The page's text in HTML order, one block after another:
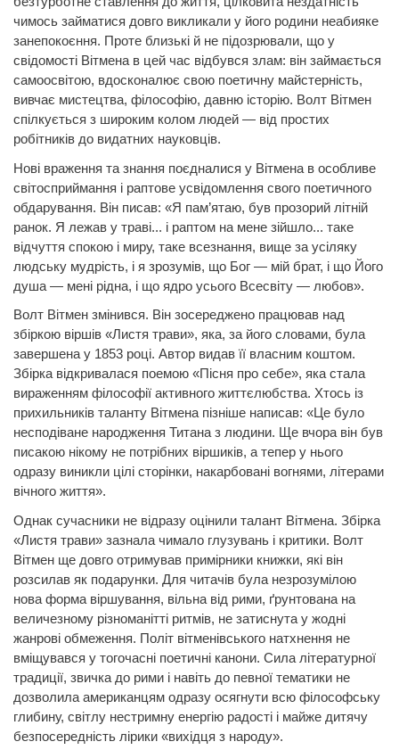
чимось займатися довго викликали у його родини неабияке
занепокоєння. Проте близькі й не підозрювали, що у
свідомості Вітмена в цей час відбувся злам: він займається
самоосвітою, вдосконалює свою поетичну майстерність,
вивчає мистецтва, філософію, давню історію. Волт Вітмен
спілкується з широким колом людей — від простих
робітників до видатних науковців.
Нові враження та знання поєдналися у Вітмена в особливе
світосприймання і раптове усвідомлення свого поетичного
обдарування. Він писав: «Я пам’ятаю, був прозорий літній
ранок. Я лежав у траві... і раптом на мене зійшло... таке
відчуття спокою і миру, таке всезнання, вище за усіляку
людську мудрість, і я зрозумів, що Бог — мій брат, і що Його
душа — мені рідна, і що ядро усього Всесвіту — любов».
Волт Вітмен змінився. Він зосереджено працював над
збіркою віршів «Листя трави», яка, за його словами, була
завершена у 1853 році. Автор видав її власним коштом.
Збірка відкривалася поемою «Пісня про себе», яка стала
вираженням філософії активного життєлюбства. Хтось із
прихильників таланту Вітмена пізніше написав: «Це було
несподіване народження Титана з людини. Ще вчора він був
писакою нікому не потрібних віршиків, а тепер у нього
одразу виникли цілі сторінки, накарбовані вогнями, літерами
вічного життя».
Однак сучасники не відразу оцінили талант Вітмена. Збірка
«Листя трави» зазнала чимало глузувань і критики. Волт
Вітмен ще довго отримував примірники книжки, які він
розсилав як подарунки. Для читачів була незрозумілою
нова форма віршування, вільна від рими, ґрунтована на
величезному різноманітті ритмів, не затиснута у жодні
жанрові обмеження. Політ вітменівського натхнення не
вміщувався у тогочасні поетичні канони. Сила літературної
традиції, звичка до рими і навіть до певної тематики не
дозволила американцям одразу осягнути всю філософську
глибину, світлу нестримну енергію радості і майже дитячу
безпосередність лірики «вихідця з народу».